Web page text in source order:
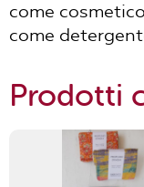
come
come
Prodotti